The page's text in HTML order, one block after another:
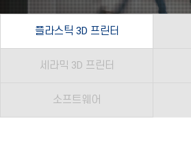
플라스틱 3D 프린터
세라믹 3D 프린터
소프트웨어